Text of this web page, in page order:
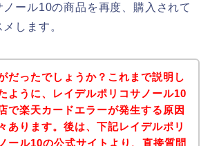
ノール10の商品を再度、購入されて
します。
だったでしょうか？これまで説明し
ように、レイデルポリコサノール10
で楽天カードエラーが発生する原因
あります。後は、下記レイデルポリ
ール10の公式サイトより、直接質問